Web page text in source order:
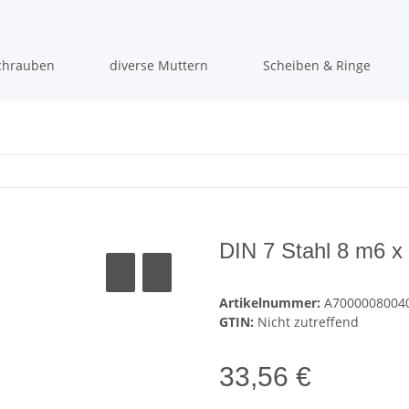
diverse Muttern Scheiben & Ringe
DIN 7 Stahl 8 m6
Artikelnummer:
GTIN: Nicht zutreffend
33,56 €